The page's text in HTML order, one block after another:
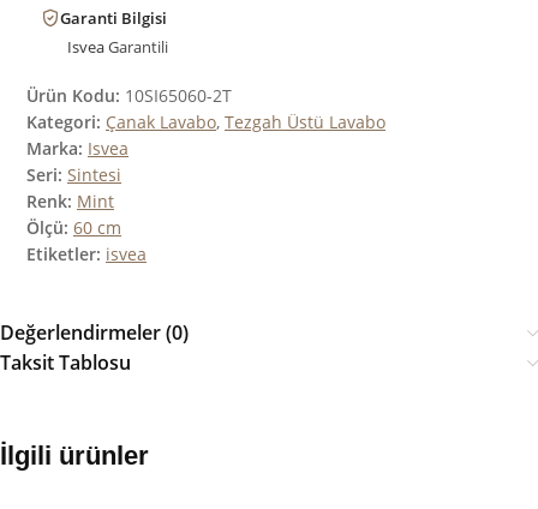
Garanti Bilgisi
IsveaGarantili
Ürün Kodu: 10SI65060-2T
Kategori: Çanak Lavabo, Tezgah Üstü Lavabo
Marka: Isvea
Seri: Sintesi
Renk: Mint
Ölçü: 60 cm
Etiketler: isvea
Değerlendirmeler (0)
Taksit Tablosu
İlgili ürünler